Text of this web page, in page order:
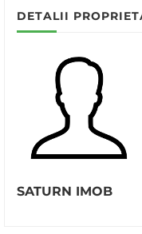
DETALII
SATURN IMOB